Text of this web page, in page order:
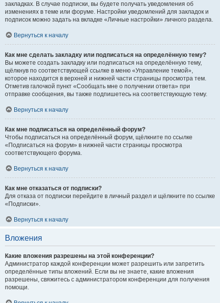
закладках. В случае подписки, вы будете получать уведомления об
изменениях в теме или форуме. Настройки уведомлений для закладок и
подписок можно задать на вкладке «Личные настройки» личного раздела.
Вернуться к началу
Как мне сделать закладку или подписаться на определённую тему?
Вы можете создать закладку или подписаться на определённую тему,
щёлкнув по соответствующей ссылке в меню «Управление темой»,
которое находится в верхней и нижней части страницы просмотра тем.
Отметив галочкой пункт «Сообщать мне о получении ответа» при
отправке сообщения, вы также подпишетесь на соответствующую тему.
Вернуться к началу
Как мне подписаться на определённый форум?
Чтобы подписаться на определённый форум, щёлкните по ссылке
«Подписаться на форум» в нижней части страницы просмотра
соответствующего форума.
Вернуться к началу
Как мне отказаться от подписки?
Для отказа от подписки перейдите в личный раздел и щёлкните по ссылке
«Подписки».
Вернуться к началу
Вложения
Какие вложения разрешены на этой конференции?
Администратор каждой конференции может разрешить или запретить
определённые типы вложений. Если вы не знаете, какие вложения
разрешены, свяжитесь с администратором конференции для получения
помощи.